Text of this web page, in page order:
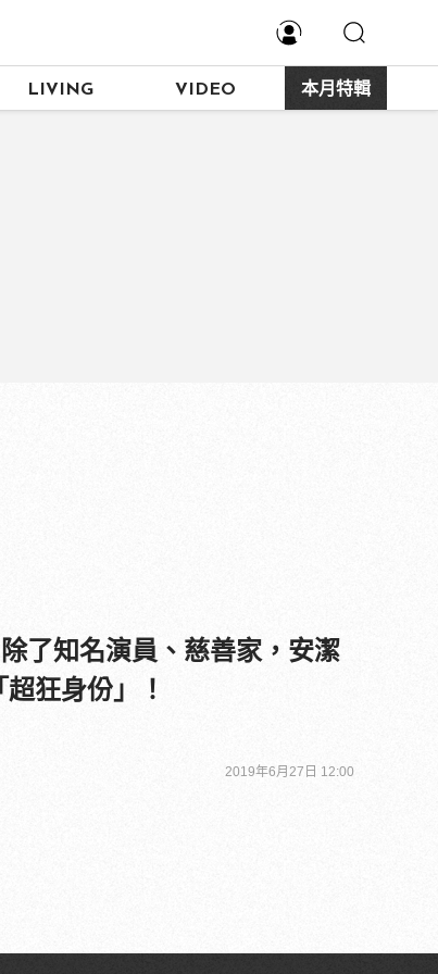
LIVING VIDEO 本月特輯
了知名演員、慈善家，安潔
狂身份」！
2019年6月27日 12:00